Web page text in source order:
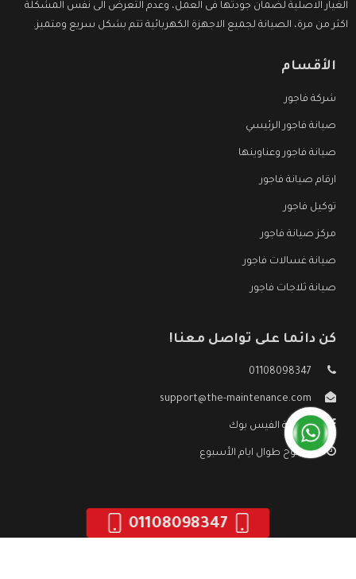
الغيار الاصلية لضمان جودتها فى العمل، وعدم التعرض الى نفس المشكلة
اكثر من مرة، الصيانة لجميع الاجهزة الكهربائية تتم بشكل سريع ومتميز.
الأقسام
شركة فاجور
صيانة فاجور الرئيسي
صيانة فاجور وعناوينها
ارقام صيانة فاجور
توكيل فاجور
مركز صيانة فاجور
صيانة غسالات فاجور
صيانة ثلاجات فاجور
كن دائما على تواصل معنا!
01108098347
support@the-maintenance.com
صفحة الفيس بوك
مفتوح طوال ايام الأسبوع
01108098347